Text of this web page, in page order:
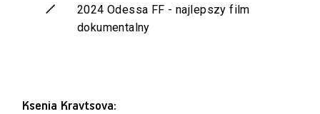
2024 Odessa FF - najlepszy film
dokumentalny
Ksenia Kravtsova: